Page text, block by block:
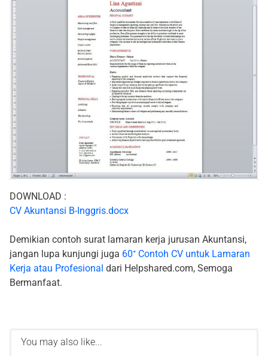
DOWNLOAD :
CV Akuntansi B-Inggris.docx
Demikian contoh surat lamaran kerja jurusan Akuntansi,
jangan lupa kunjungi juga 60⁺ Contoh CV untuk Lamaran
Kerja atau Profesional dari Helpshared.com, Semoga
Bermanfaat.
You may also like...